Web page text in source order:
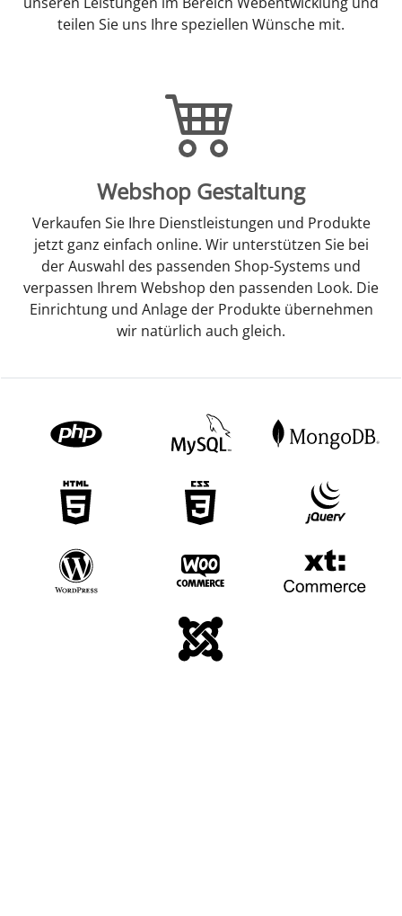
teilen Sie uns Ihre speziellen Wünsche mit.
Webshop Gestaltung
Verkaufen Sie Ihre Dienstleistungen und Produkte
jetzt ganz einfach online. Wir unterstützen Sie bei
der Auswahl des passenden Shop-Systems und
verpassen Ihrem Webshop den passenden Look. Die
Einrichtung und Anlage der Produkte übernehmen
wir natürlich auch gleich.